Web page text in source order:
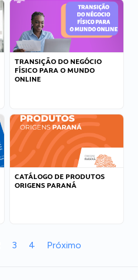
TRANSIÇÃO DO NEGÓCIO
FÍSICO PARA O MUNDO
ONLINE
CATÁLOGO DE PRODUTOS
ORIGENS PARANÁ
3 4 Próximo